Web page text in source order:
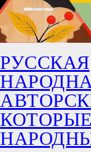
РУССКАЯ